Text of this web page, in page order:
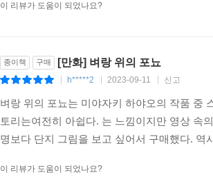
이 리뷰가 도움이 되었나요?
종이책 구매 [만화] 벼랑 위의 포뇨
h*****2 2023-09-11 신고
벼랑 위의 포뇨는 미야자키 하야오의 작품 중
토리는여전히 아쉽다. 는 느낌이지만 영상 속
명보다 단지 그림을 보고 싶어서 구매했다.
이 리뷰가 도움이 되었나요?